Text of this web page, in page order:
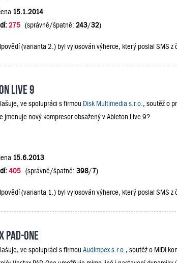
15.1.2014
275 (správně/špatně: 243/32)
(varianta 2.) byl vylosován výherce, který poslal SMS z
Live 9
ve spolupráci s firmou Disk Multimedia s.r.o., soutěž o
jmenuje nový kompresor obsažený v Ableton Live 9?
15.6.2013
405 (správně/špatně: 398/7)
(varianta 1.) byl vylosován výherce, který poslal SMS z
One
ve spolupráci s firmou Audimpex s.r.o. , soutěž o MIDI